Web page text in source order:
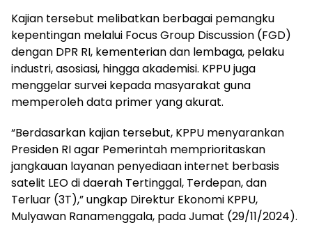
Kajian tersebut melibatkan berbagai pemangku
kepentingan melalui Focus Group Discussion (FGD)
dengan DPR RI, kementerian dan lembaga, pelaku
industri, asosiasi, hingga akademisi. KPPU juga
menggelar survei kepada masyarakat guna
memperoleh data primer yang akurat.
“Berdasarkan kajian tersebut, KPPU menyarankan
Presiden RI agar Pemerintah memprioritaskan
jangkauan layanan penyediaan internet berbasis
satelit LEO di daerah Tertinggal, Terdepan, dan
Terluar (3T),” ungkap Direktur Ekonomi KPPU,
Mulyawan Ranamenggala, pada Jumat (29/11/2024).